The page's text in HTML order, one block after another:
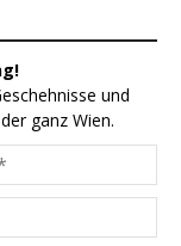
und
ganz Wien.